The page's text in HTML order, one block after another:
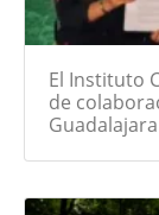
El Instituto
de
Guadalajara